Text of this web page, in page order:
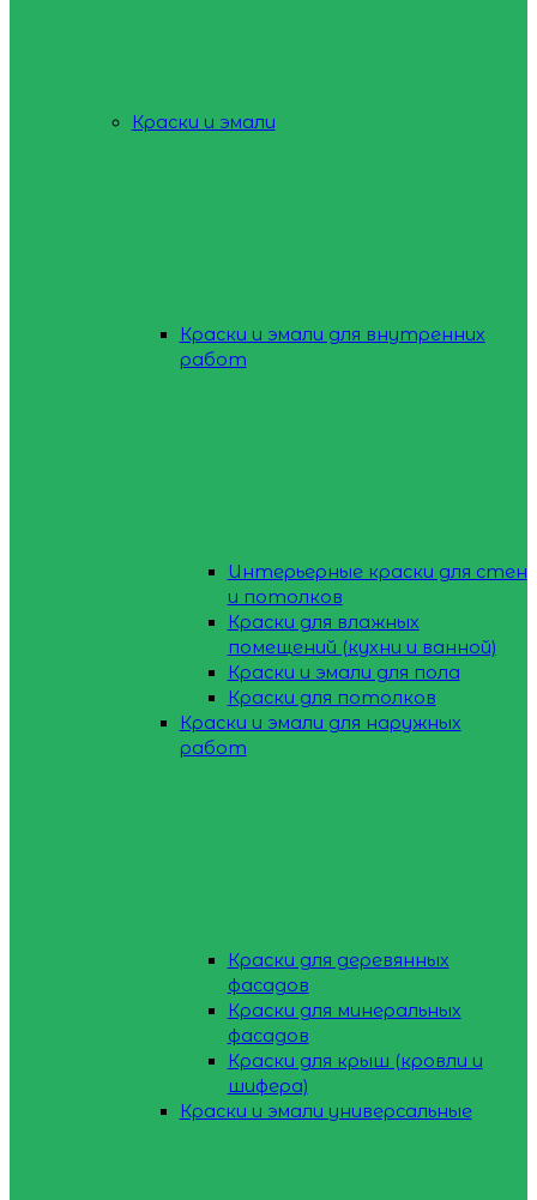
Краски и эмали
Краски и эмали для внутренних
работ
Интерьерные краски для стен
и потолков
Краски для влажных
помещений (кухни и ванной)
Краски и эмали для пола
Краски для потолков
Краски и эмали для наружных
работ
Краски для деревянных
фасадов
Краски для минеральных
фасадов
Краски для крыш (кровли и
шифера)
Краски и эмали универсальные